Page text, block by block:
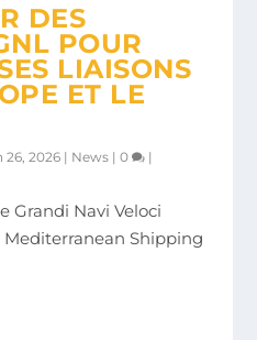
DES
POUR
LIAISONS
ET LE
26, 2026 | News |0 |
Grandi Navi Veloci
Mediterranean Shipping